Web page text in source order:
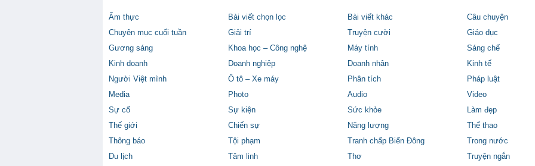
Ẩm thực Bài viết chọn lọc Bài viết khác Câu chuyện
Chuyên mục cuối tuần
Giải trí Truyện cười Giáo dục
Gương sáng
Khoa học – Công nghệ Máy tính Sáng chế
Kinh doanh
Doanh nghiệp Doanh nhân Kinh tế
Người Việt mình
Ô tô – Xe máy Phân tích Pháp luật
Media
Photo Audio Video
Sự cố
Sự kiện Sức khỏe Làm đẹp
Thế giới
Chiến sự Năng lượng Thể thao
Thông báo
Tội phạm Tranh chấp Biển Đông Trong nước
Du lịch
Tâm linh Thơ Truyện ngắn